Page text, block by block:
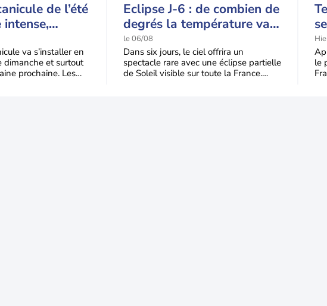
de l’été
intense,
la
va s’installer en
dimanche et surtout
prochaine. Les
Eclipse J-6 : de combien de
degrés la température va-
t-elle chuter pendant
l'éclipse du 12 août ?
le 06/08
Dans six jours, le ciel offrira un
spectacle rare avec une éclipse partielle
de Soleil visible sur toute la France.
le